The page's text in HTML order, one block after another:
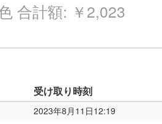
合計額: ￥2,023
受け取り時刻
2023年8月11日12:19